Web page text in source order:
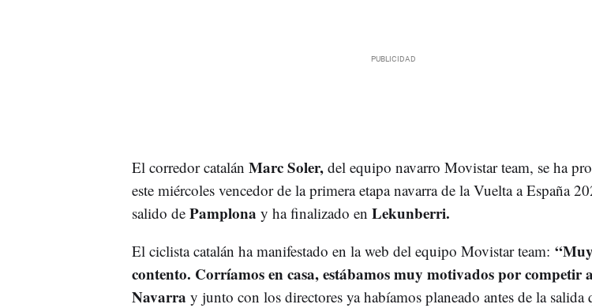
El corredor catalán Marc Soler,del equipo navarro Movistar team, se ha
este miércoles vencedor de la primera etapa navarra de la Vuelta a España
salido dePamplona y ha finalizado en Lekunberri.
El ciclista catalán ha manifestado en la web del equipo Movistar team: “Muy
contento. Corríamos en casa, estábamos muy motivados por competir
Navarra y junto con los directores ya habíamos planeado antes de la salida